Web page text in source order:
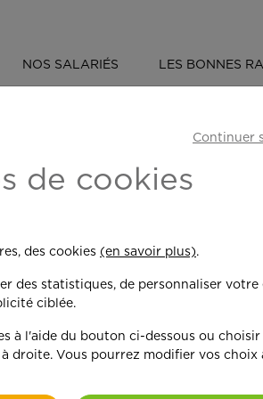
NOS SALARIÉS LES BONNES
APEF
APEF, le réseau d’experts du
maillage national avec la
dernier, la première agence
Elle est gérée par Stéphane
l'entrepreneuriat après une
tourné vers l’humain, il
Continuer
de cookies
des cookies (en savoir plus).
des statistiques, de personnaliser votre
ciblée.
à l'aide du bouton ci-dessous ou
droite. Vous pourrez modifier vos choix